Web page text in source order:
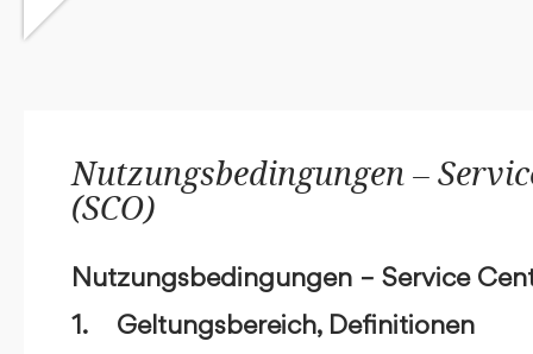
Nutzungsbedingungen –
(SCO)
Nutzungsbedingungen – Service
1. Geltungsbereich, Definitionen